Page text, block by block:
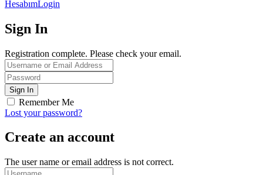
HesabımLogin
Sign In
Registration complete. Please check your email.
Remember Me
Lost your password?
Create an account
The user name or email address is not correct.